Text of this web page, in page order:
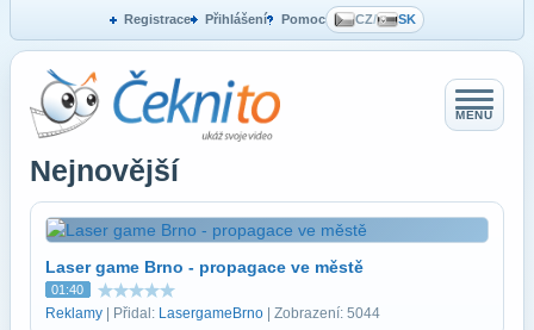
Registrace Přihlášení Pomoc CZ/ SK
MENU
Nejnovější
Laser game Brno - propagace ve městě
01:40
Reklamy | Přidal: LasergameBrno | Zobrazení: 5044